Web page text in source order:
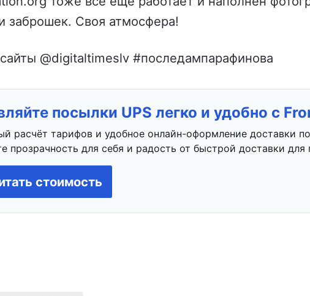
заброшек. Своя атмосфера!
@digitaltimeslv #последампарафинова
посылки UPS легко и удобно с
расчёт тарифов и удобное онлайн-оформление доставки
прозрачность для себя и радость от быстрой доставки для
стоимость